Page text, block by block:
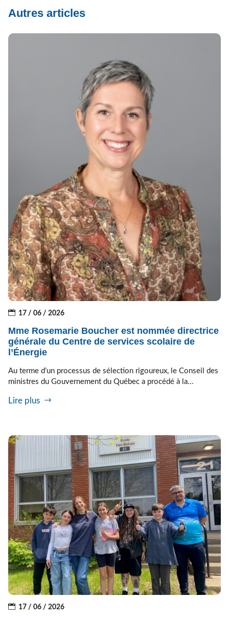
Autres articles
17 / 06 / 2026
Mme Rosemarie Boucher est nommée directrice
générale du Centre de services scolaire de
l’Énergie
Au terme d’un processus de sélection rigoureux, le Conseil des
ministres du Gouvernement du Québec a procédé à la...
Lire plus
17 / 06 / 2026